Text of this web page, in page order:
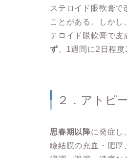
ステロイド眼軟膏で
ことがある。しか
テロイド眼軟膏で皮
ず 、1週間に2日程
２．アトピ
思春期以降に発症し
瞼結膜の充血・肥厚